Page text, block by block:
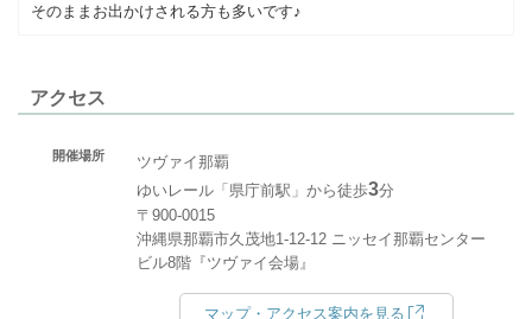
そのままお出かけされる方も多いです♪
アクセス
開催場所
ツヴァイ那覇
ゆいレール「県庁前駅」から徒歩3分
〒900-0015
沖縄県那覇市久茂地1-12-12 ニッセイ那覇センター
ビル8階『ツヴァイ会場』
マップ・アクセス案内を見る